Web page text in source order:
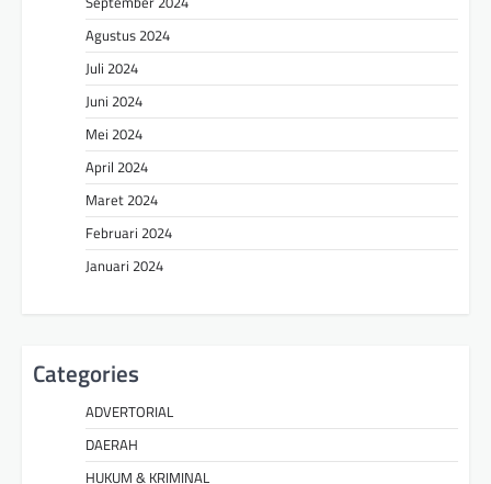
Agustus 2024
Juli 2024
Juni 2024
Mei 2024
April 2024
Maret 2024
Februari 2024
Januari 2024
Categories
ADVERTORIAL
DAERAH
HUKUM & KRIMINAL